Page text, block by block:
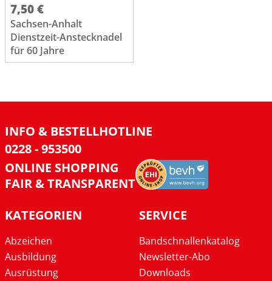
7,50 €
Sachsen-Anhalt
Dienstzeit-Anstecknadel
für 60 Jahre
INFO & BESTELLHOTLINE
0228 - 953500
ONLINE SHOPPING
FAIR & TRANSPARENT
KATEGORIEN
Abzeichen
Ausbildung
Ausrüstung
SERVICE
Bandschnallenkatalog
Newsletter-Abo
Downloads